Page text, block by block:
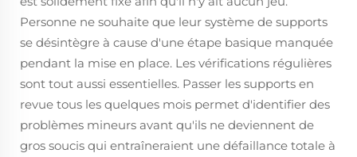
Personne ne souhaite que leur système de supports
se désintègre à cause d'une étape basique manquée
pendant la mise en place. Les vérifications régulières
sont tout aussi essentielles. Passer les supports en
revue tous les quelques mois permet d'identifier des
problèmes mineurs avant qu'ils ne deviennent de
gros soucis qui entraîneraient une défaillance totale à